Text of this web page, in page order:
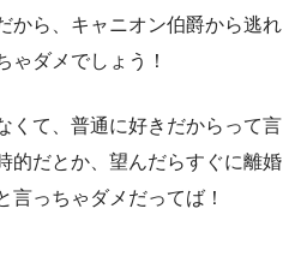
から、キャニオン伯爵から逃れ
ゃダメでしょう！
くて、普通に好きだからって言
的だとか、望んだらすぐに離婚
言っちゃダメだってば！